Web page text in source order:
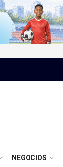
NEGOCIOS